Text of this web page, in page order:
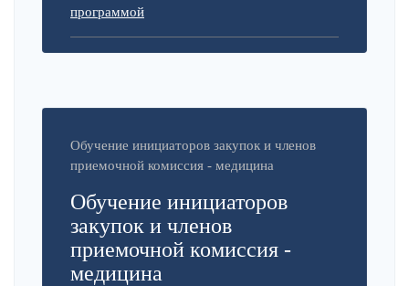
программой
Обучение инициаторов закупок и членов
приемочной комиссия - медицина
Обучение инициаторов
закупок и членов
приемочной комиссия -
медицина